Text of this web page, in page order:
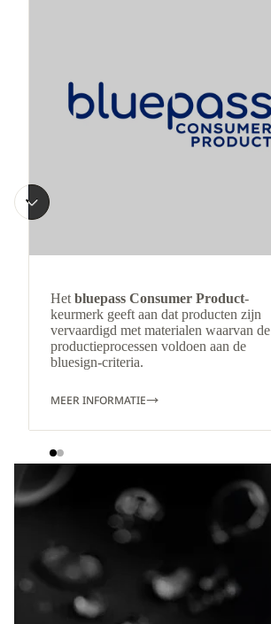
Het bluepass Consumer Product-
keurmerk geeft aan dat producten zijn
vervaardigd met materialen waarvan de
productieprocessen voldoen aan de
bluesign-criteria.
MEER INFORMATIE